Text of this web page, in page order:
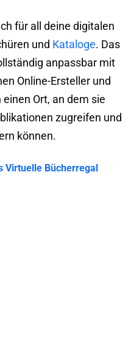
für all deine digitalen
und Kataloge. Das
anpassbar mit
Online-Ersteller und
Ort, an dem sie
zugreifen und
können.
Virtuelle Bücherregal